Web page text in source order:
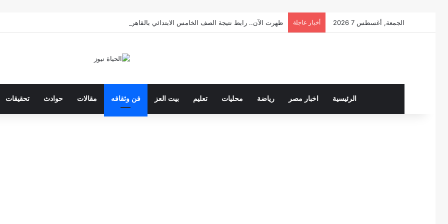
الجمعة, أغسطس 7 2026 أخبار عاجلة ظهرت الآن.. رابط نتيجة الصف الخامس الابتدائي بالقاهرة 2026 بالرقم القومي
الرئيسية اخبار مصر رياضة محليات تعليم بيت العز فن وثقافه مقالات حوادث تحقيقات